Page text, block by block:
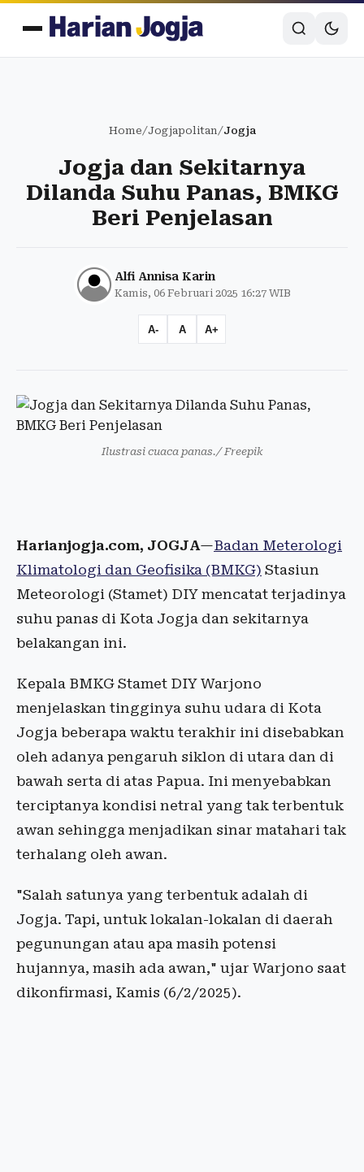
Home/Jogjapolitan/Jogja
Jogja dan Sekitarnya
Dilanda Suhu Panas, BMKG
Beri Penjelasan
Alfi Annisa Karin
Kamis, 06 Februari 2025 16:27 WIB
A- A A+
Ilustrasi cuaca panas./ Freepik
Harianjogja.com, JOGJA—Badan Meterologi
Klimatologi dan Geofisika (BMKG) Stasiun
Meteorologi (Stamet) DIY mencatat terjadinya
suhu panas di Kota Jogja dan sekitarnya
belakangan ini.
Kepala BMKG Stamet DIY Warjono
menjelaskan tingginya suhu udara di Kota
Jogja beberapa waktu terakhir ini disebabkan
oleh adanya pengaruh siklon di utara dan di
bawah serta di atas Papua. Ini menyebabkan
terciptanya kondisi netral yang tak terbentuk
awan sehingga menjadikan sinar matahari tak
terhalang oleh awan.
"Salah satunya yang terbentuk adalah di
Jogja. Tapi, untuk lokalan-lokalan di daerah
pegunungan atau apa masih potensi
hujannya, masih ada awan," ujar Warjono saat
dikonfirmasi, Kamis (6/2/2025).